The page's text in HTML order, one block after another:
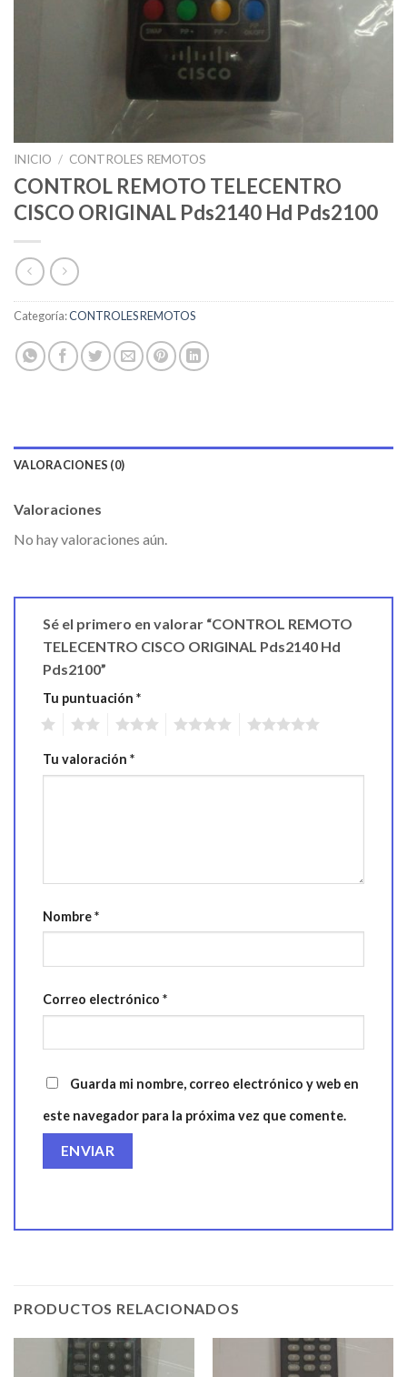
INICIO / CONTROLES REMOTOS
CONTROL REMOTO TELECENTRO
CISCO ORIGINAL Pds2140 Hd Pds2100
Categoría:CONTROLES REMOTOS
VALORACIONES (0)
Valoraciones
No hay valoraciones aún.
Sé el primero en valorar “CONTROL REMOTO
TELECENTRO CISCO ORIGINAL Pds2140 Hd
Pds2100”
Tu puntuación *
Tu valoración *
Nombre*
Correo electrónico *
Guarda mi nombre, correo electrónico y web en
este navegador para la próxima vez que comente.
PRODUCTOS RELACIONADOS